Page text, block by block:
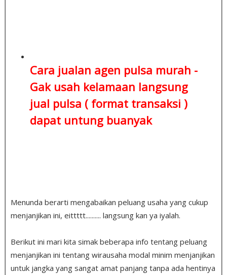
Cara jualan agen pulsa murah -
Gak usah kelamaan langsung
jual pulsa ( format transaksi )
dapat untung buanyak
Menunda berarti mengabaikan peluang usaha yang cukup
menjanjikan ini, eittttt.......... langsung kan ya iyalah.
Berikut ini mari kita simak beberapa info tentang peluang
menjanjikan ini tentang wirausaha modal minim menjanjikan
untuk jangka yang sangat amat panjang tanpa ada hentinya